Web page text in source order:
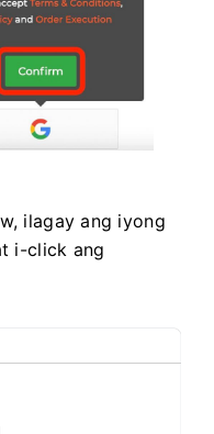
ilagay ang iyong
i-click ang